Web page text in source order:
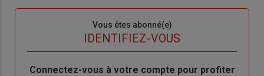
Vous êtes abonné(e)
IDENTIFIEZ-VOUS
Body
Connectez-vous à votre compte pour profiter